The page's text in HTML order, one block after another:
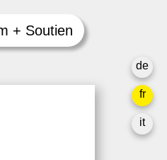
de
fr
it
+ Soutien